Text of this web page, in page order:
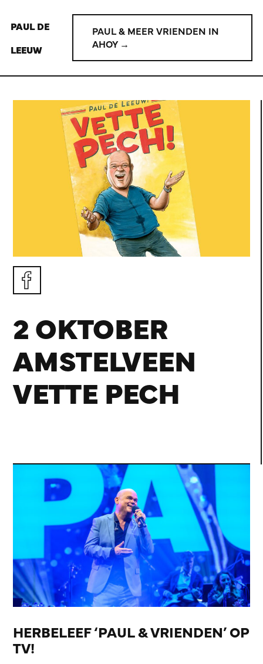
PAUL DE
LEEUW
PAUL & MEER VRIENDEN IN
AHOY →
2 OKTOBER
AMSTELVEEN
VETTE PECH
HERBELEEF ‘PAUL & VRIENDEN’ OP
TV!